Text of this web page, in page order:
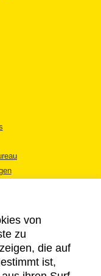
von
zu
die auf
ist,